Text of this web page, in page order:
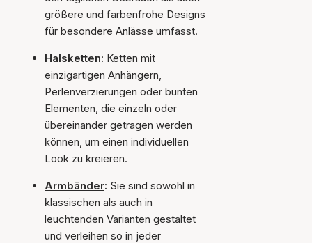
größere und farbenfrohe Designs
für besondere Anlässe umfasst.
Halsketten: Ketten mit
einzigartigen Anhängern,
Perlenverzierungen oder bunten
Elementen, die einzeln oder
übereinander getragen werden
können, um einen individuellen
Look zu kreieren.
Armbänder: Sie sind sowohl in
klassischen als auch in
leuchtenden Varianten gestaltet
und verleihen so in jeder